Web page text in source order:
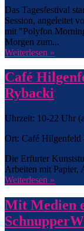
Das Tagesfestival
Session, angeleitet
mit "Polyfon
Morgen zum...
Weiterlesen »
Café
Rybacki
Uhrzeit: 10-22 Uhr
Ort: Café Hilgenfeld
Die Erfurter
Arbeiten mit Papier,
Weiterlesen »
Mit Medien